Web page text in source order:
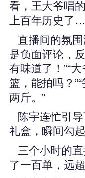
看，王大爷唱
上百年历史了
直播间的氛
是负面评论，
有味道了！”“
篮，能拍吗？
两斤。”
陈宇连忙引导
礼盒，瞬间勾
三个小时的
了一百单，远